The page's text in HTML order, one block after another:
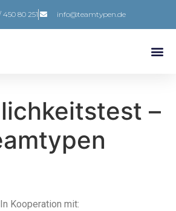
80 251 info@teamtypen.de
–
In Kooperation mit: